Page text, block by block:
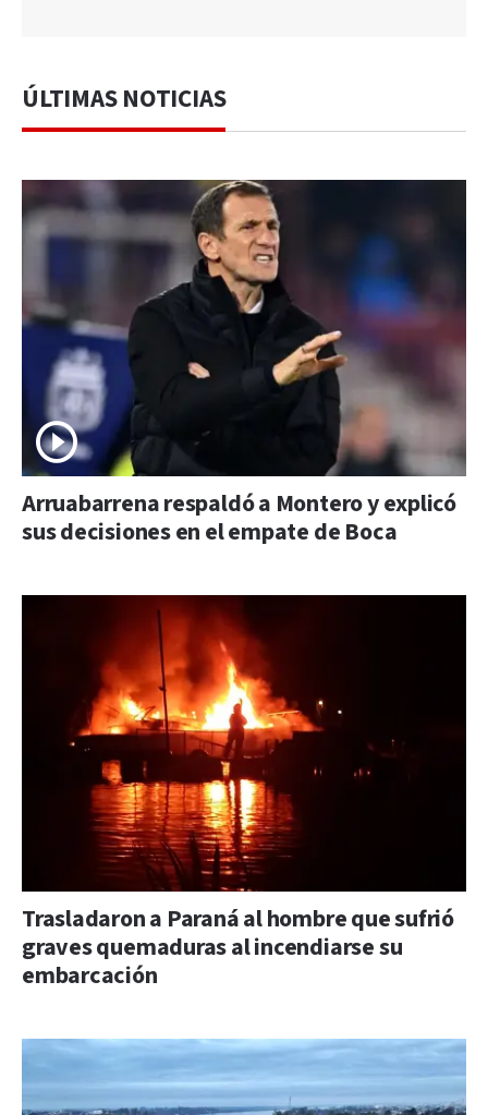
ÚLTIMAS NOTICIAS
Arruabarrena respaldó a Montero y explicó
sus decisiones en el empate de Boca
Trasladaron a Paraná al hombre que sufrió
graves quemaduras al incendiarse su
embarcación